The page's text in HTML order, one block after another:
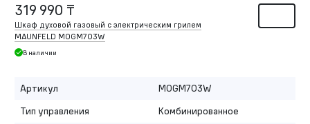
319 990 ₸
Шкаф духовой газовый с электрическим грилем
MAUNFELD MOGM703W
В наличии
Артикул
MOGM703W
Тип управления
Комбинированное